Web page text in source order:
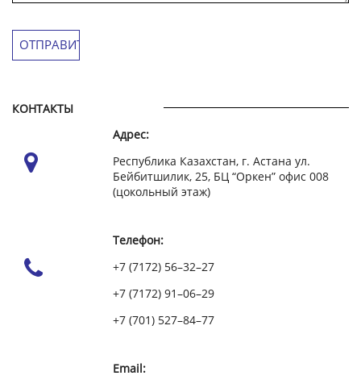
КОНТАКТЫ
Адрес:
Республика Казахстан, г. Астана ул.
Бейбитшилик, 25, БЦ “Оркен” офис 008
(цокольный этаж)
Телефон:
+7 (7172) 56–32–27
+7 (7172) 91–06–29
+7 (701) 527–84–77
Email: